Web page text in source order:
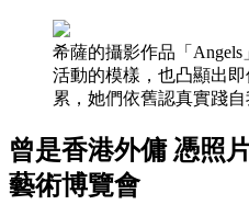
希薩的攝影作品「
活動的模樣，也凸顯出
累，她們依舊認真實踐自
曾是香港外傭 憑照
藝術博覽會